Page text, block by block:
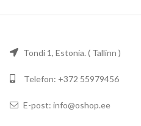
Tondi 1, Estonia. ( Tallinn )
Telefon: +372 55979456
E-post: info@oshop.ee